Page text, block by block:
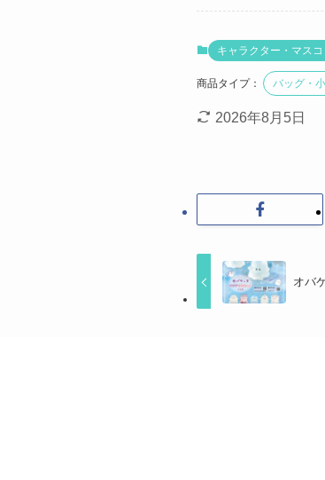
キャラクター・マスコ
商品タイプ： バッグ・
2026年8月5日
オバ